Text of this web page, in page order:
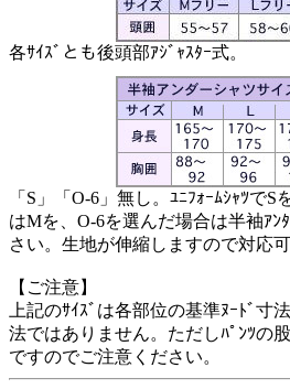
各ｻｲｽﾞとも後頭部ｱｼﾞｬｽﾀｰ式。
「S」「O-6」無し。ﾕﾆﾌｫｰﾑｼｬﾂでS
はMを、O-6を選んだ場合は半袖ｱﾝ
さい。生地が伸縮しますので対応可
【ご注意】
上記のｻｲｽﾞは各部位の基準ﾇｰﾄﾞ寸
法ではありません。ただしﾊﾟﾝﾂの
ですのでご注意ください。